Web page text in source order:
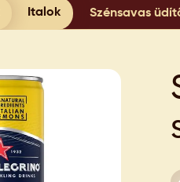
Italok Szénsavas